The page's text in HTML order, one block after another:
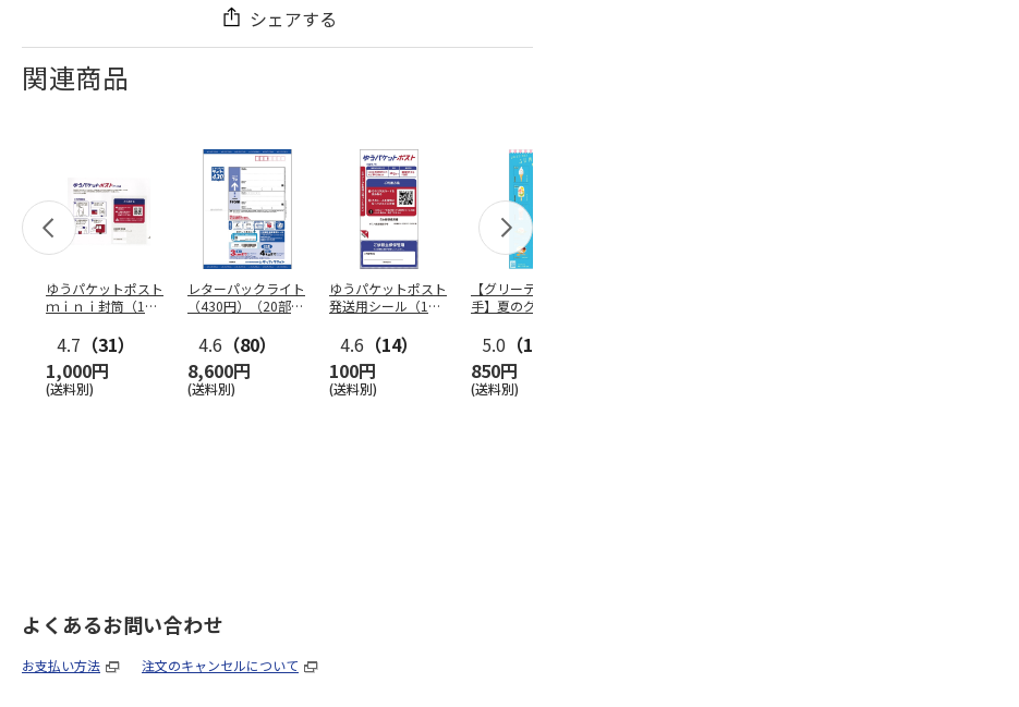
シェアする
関連商品
ゆうパケットポスト
ｍｉｎｉ封筒（1個
4.7 （31）
1,000円
(送料別)
レターパックライト
（430円）（20部セ
4.6 （80）
8,600円
(送料別)
ゆうパケットポスト
発送用シール（1個
4.6 （14）
100円
(送料別)
【グリーティング切
手】夏のグリーティ
5.0 （10）
850円
(送料別)
よくあるお問い合わせ
お支払い方法 注文のキャンセルについて